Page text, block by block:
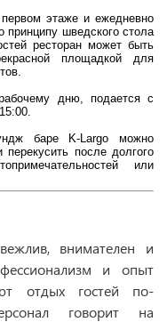
этаже и ежедневно
принципу шведского стола
ресторан может быть
площадкой для
дню, подается с
баре K-Largo можно
после долгого
или
внимателен и
и опыт
отдых гостей по-
говорит на